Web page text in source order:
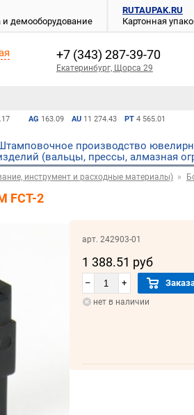
и демооборудование
RUTAUPAK.RU
Картонная
AG 163.09 AU 11 274.43 PT 4 565.01
+7 (343) 287-39-70
Екатеринбург, Щорса 29
производство
(вальцы, прессы, алмазная
инструмент и расходные материалы)
FCT-2
арт. 242903-01
1 388.51 руб
– +
нет в наличии